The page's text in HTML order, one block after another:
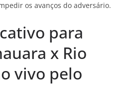
os avanços do adversário.
para
x Rio
vivo pelo